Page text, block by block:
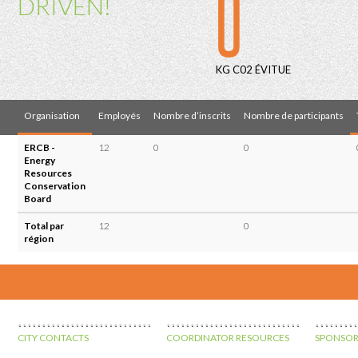
0
KG C02 ÉVITUE
Organisation Employés Nombre d’inscrits Nombre de participants
ERCB -
Energy
Resources
Conservation
Board
12 0 0
Total par
région
12 0
CITY CONTACTS COORDINATOR RESOURCES